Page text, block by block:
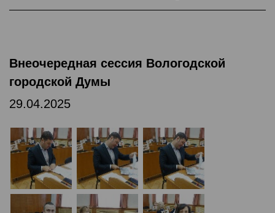
Внеочередная сессия Вологодской
городской Думы
29.04.2025